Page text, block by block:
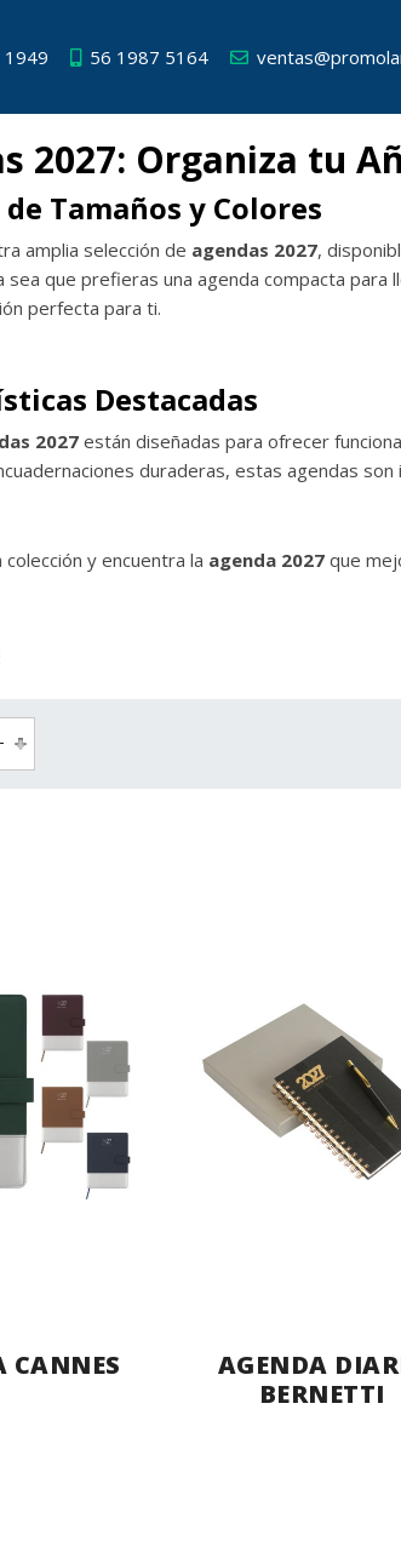
56 1987 5164
2027: Organiza tu
Tamaños y Colores
amplia selección de agendas 2027,
sea que prefieras una agenda compacta
perfecta para ti.
Destacadas
2027 están diseñadas para ofrecer
duraderas, estas agendas
y encuentra la agenda 2027 que
CANNES
AGENDA
BERNETTI